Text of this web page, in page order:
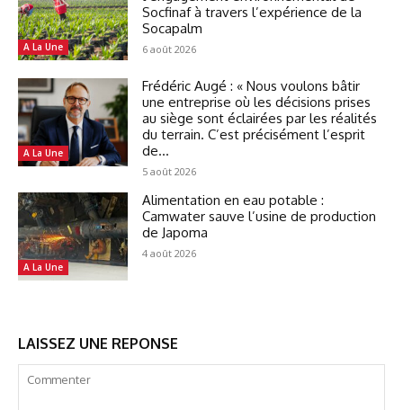
A La Une
Socfinaf à travers l’expérience de la
Socapalm
6 août 2026
A La Une
Frédéric Augé : « Nous voulons bâtir
une entreprise où les décisions prises
au siège sont éclairées par les réalités
du terrain. C’est précisément l’esprit
de...
5 août 2026
A La Une
Alimentation en eau potable :
Camwater sauve l’usine de production
de Japoma
4 août 2026
LAISSEZ UNE REPONSE